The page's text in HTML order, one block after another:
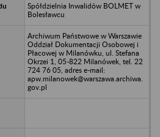
Spółdzielnia Inwalidów BOLMET w
Bolesławcu
Archiwum Państwowe w Warszawie
Oddział Dokumentacji Osobowej i
Płacowej w Milanówku, ul. Stefana
Okrzei 1, 05-822 Milanówek, tel. 22
724 76 05, adres e-mail:
apw.milanowek@warszawa.archiwa.
gov.pl